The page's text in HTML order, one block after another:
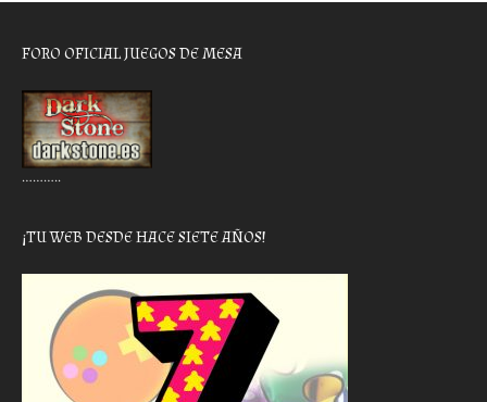
FORO OFICIAL JUEGOS DE MESA
………..
¡TU WEB DESDE HACE SIETE AÑOS!